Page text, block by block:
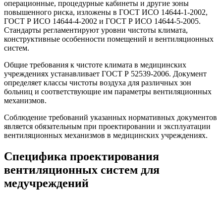
операционные, процедурные кабинеты и другие зоны
повышенного риска, изложены в ГОСТ ИСО 14644-1-2002,
ГОСТ Р ИСО 14644-4-2002 и ГОСТ Р ИСО 14644-5-2005.
Стандарты регламентируют уровни чистоты климата,
конструктивные особенности помещений и вентиляционных
систем.
Общие требования к чистоте климата в медицинских
учреждениях устанавливает ГОСТ Р 52539-2006. Документ
определяет классы чистоты воздуха для различных зон
больниц и соответствующие им параметры вентиляционных
механизмов.
Соблюдение требований указанных нормативных документов
является обязательным при проектировании и эксплуатации
вентиляционных механизмов в медицинских учреждениях.
Специфика проектирования
вентиляционных систем для
медучреждений